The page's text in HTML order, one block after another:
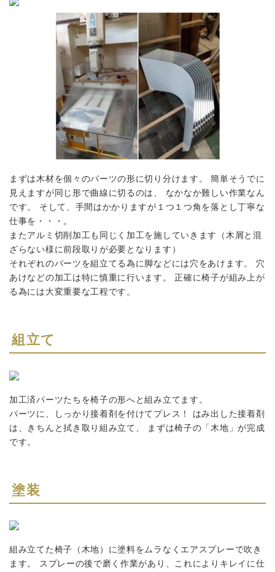
まずは木材を個々のパーツの形に切り分けます。 簡単そうでに
見えますが同じ形で曲線に切るのは、 なかなか難しい作業なん
です。 そして、手間はかかりますが１つ１つ角を落とし丁寧な
仕事を・・・。
またアルミ切削加工も同じく加工を施していきます（木屑と混
ざらない様に前段取りが必要となります）
それぞれのパーツを組立てる為に脚などには穴をあけます。 穴
あけなどの加工は特に慎重に行います。 正確に椅子が組み上が
る為には大変重要な工程です。
組立て
加工済パーツたちを椅子の形へと組み立てます。
パーツに、しっかり接着剤を付けてプレス！ はみ出した接着剤
は、きちんと拭き取り組み立て、 まずは椅子の「木地」が完成
です。
塗装
組み立てた椅子（木地）に塗料をムラなくエアスプレーで吹き
ます。 スプレーの後で磨く作業があり、これによりキレイに仕